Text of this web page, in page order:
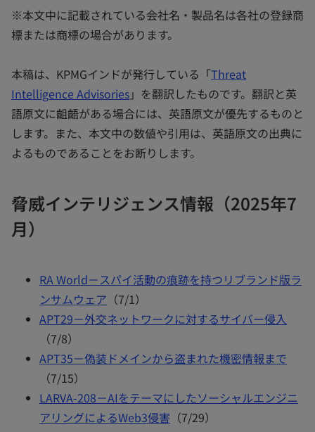
※本文中に記載されている会社名・製品名は各社の登録商
標または商標の場合があります。
本稿は、KPMGインドが発行している「Threat
Intelligence Advisories」を翻訳したものです。翻訳と英
語原文に齟齬がある場合には、英語原文が優先するものと
します。また、本文中の数値や引用は、英語原文の出典に
よるものであることをお断りします。
脅威インテリジェンス情報（2025年7
月）
RA World－スパイ活動の痕跡を持つリブランド版ラ
ンサムウェア （7/1）
APT29－外交ネットワークに対するサイバー侵入
（7/8）
APT35－偽装ドメインから盗まれた機密情報まで
（7/15）
LARVA-208－AIをテーマにしたソーシャルエンジニ
アリングによるWeb3侵害 （7/29）